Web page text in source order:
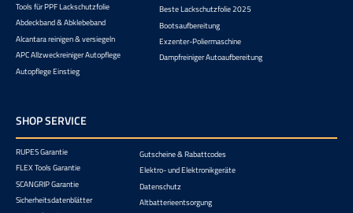
Tools für PPF Lackschutzfolie
Abdeckband & Abklebeband
Alcantara reinigen & versiegeln
APC Allzweckreiniger Autopflege
Autopflege Einstieg
Beste Lackschutzfolie 2025
Bootsaufbereitung
Exzenter-Poliermaschine
Dampfreiniger Autoaufbereitung
SHOP SERVICE
RUPES Garantie
FLEX Tools Garantie
SCANGRIP Garantie
Sicherheitsdatenblätter
Gutscheine & Rabattcodes
Elektro- und Elektronikgeräte
Datenschutz
Altbatterieentsorgung